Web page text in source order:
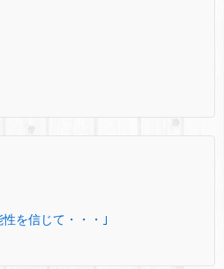
を信じて・・・｣